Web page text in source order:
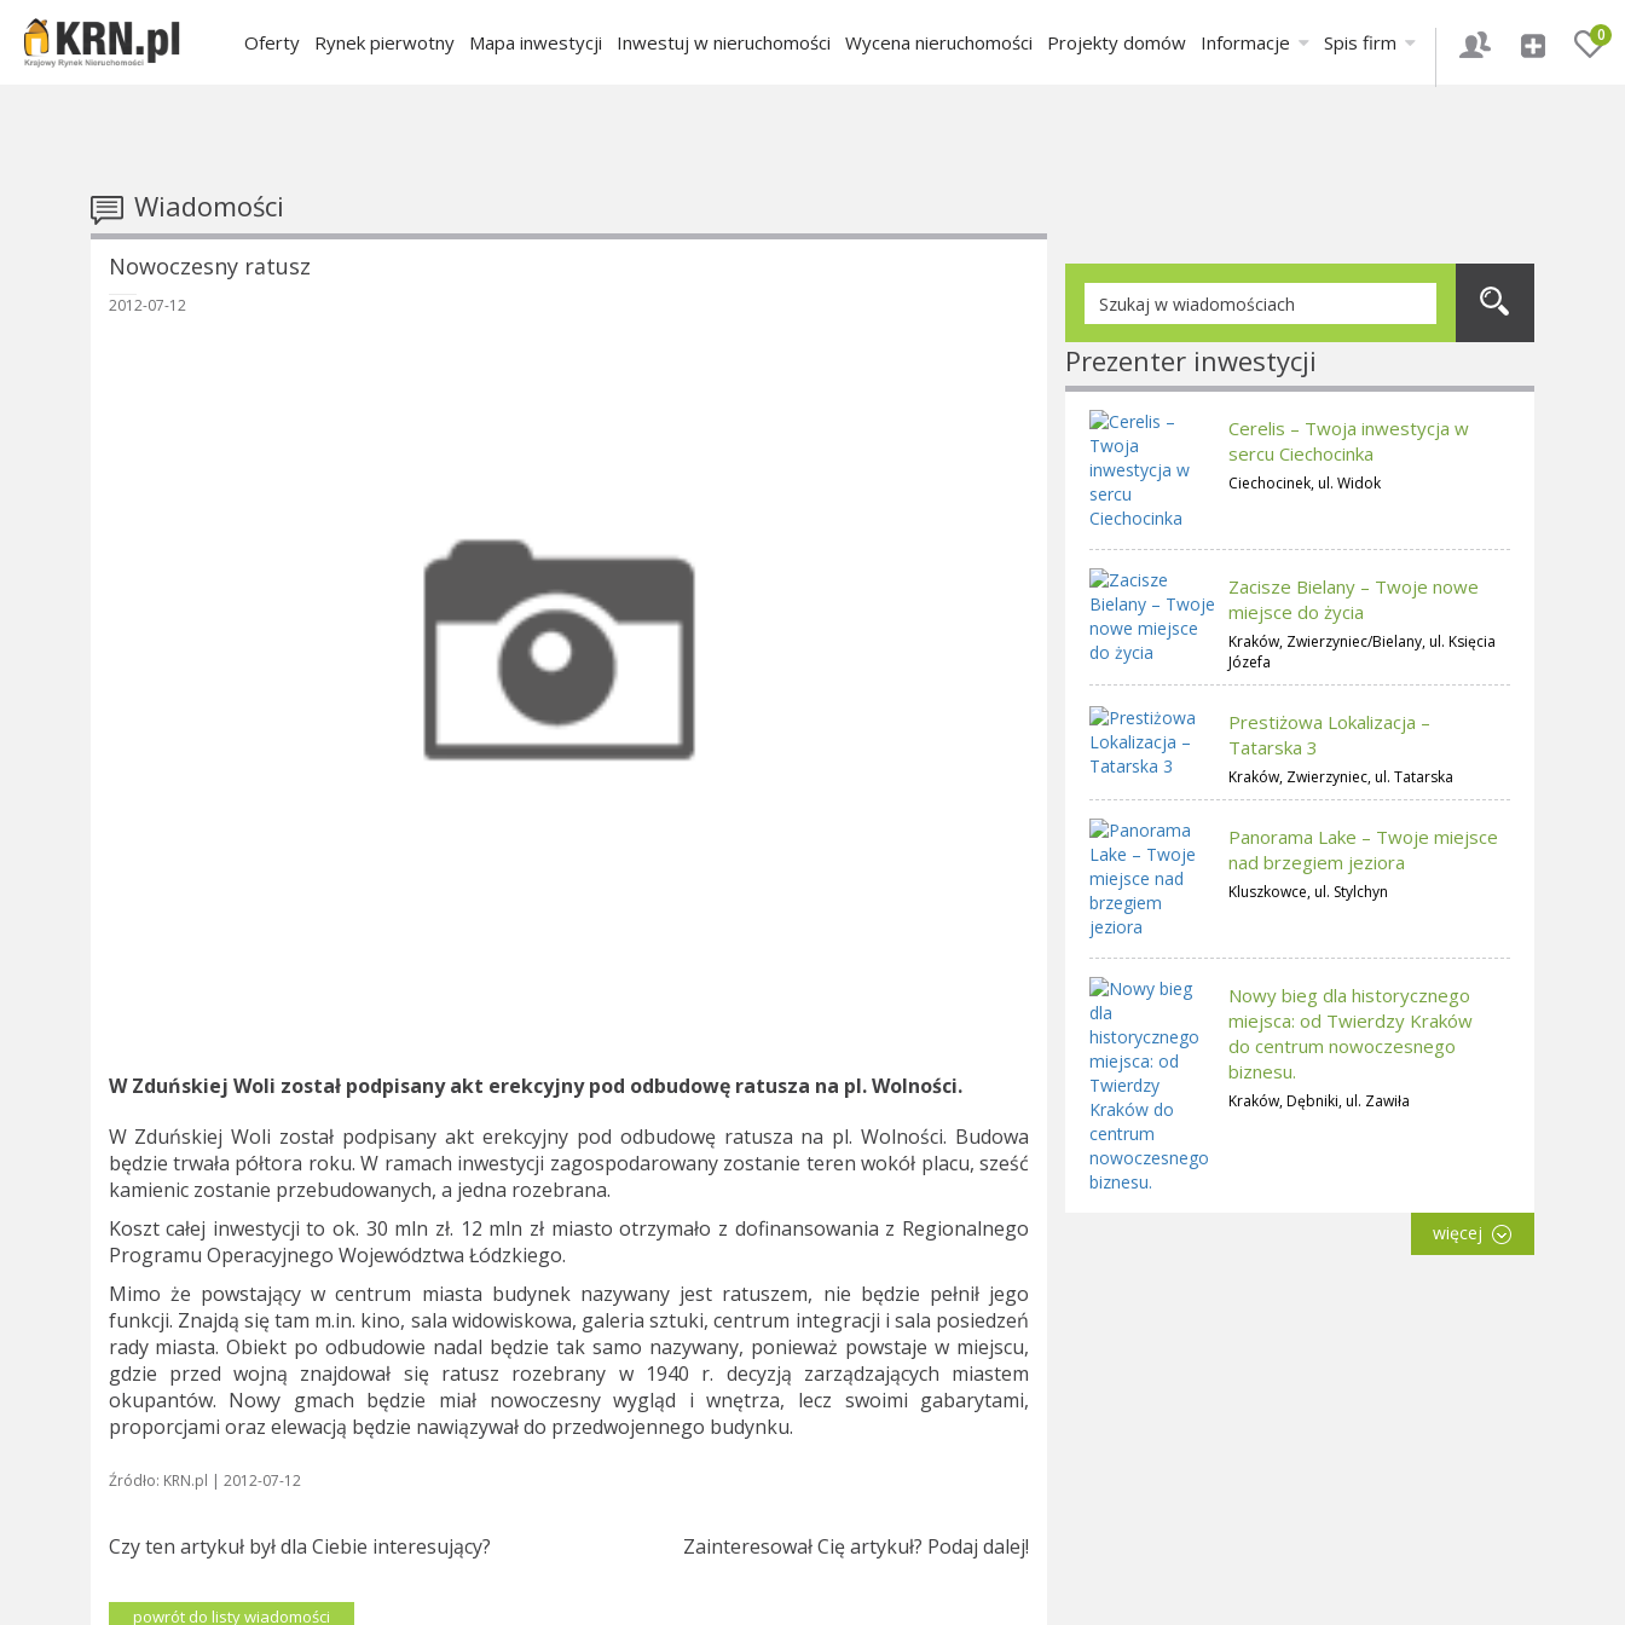
0
Oferty Rynek pierwotny Mapa inwestycji Inwestuj w nieruchomości Wycena nieruchomości Projekty domów Informacje Spis firm
Wiadomości
Nowoczesny ratusz
2012-07-12
W Zduńskiej Woli został podpisany akt erekcyjny pod odbudowę ratusza na pl. Wolności.
W Zduńskiej Woli został podpisany akt erekcyjny pod odbudowę ratusza na pl. Wolności. Budowa
będzie trwała półtora roku. W ramach inwestycji zagospodarowany zostanie teren wokół placu, sześć
kamienic zostanie przebudowanych, a jedna rozebrana.
Koszt całej inwestycji to ok. 30 mln zł. 12 mln zł miasto otrzymało z dofinansowania z Regionalnego
Programu Operacyjnego Województwa Łódzkiego.
Mimo że powstający w centrum miasta budynek nazywany jest ratuszem, nie będzie pełnił jego
funkcji. Znajdą się tam m.in. kino, sala widowiskowa, galeria sztuki, centrum integracji i sala posiedzeń
rady miasta. Obiekt po odbudowie nadal będzie tak samo nazywany, ponieważ powstaje w miejscu,
gdzie przed wojną znajdował się ratusz rozebrany w 1940 r. decyzją zarządzających miastem
okupantów. Nowy gmach będzie miał nowoczesny wygląd i wnętrza, lecz swoimi gabarytami,
proporcjami oraz elewacją będzie nawiązywał do przedwojennego budynku.
Źródło: KRN.pl | 2012-07-12
Czy ten artykuł był dla Ciebie interesujący? Zainteresował Cię artykuł? Podaj dalej!
powrót do listy wiadomości
Prezenter inwestycji
Cerelis – Twoja inwestycja w
sercu Ciechocinka
Ciechocinek, ul. Widok
Zacisze Bielany – Twoje nowe
miejsce do życia
Kraków, Zwierzyniec/Bielany, ul. Księcia
Józefa
Prestiżowa Lokalizacja –
Tatarska 3
Kraków, Zwierzyniec, ul. Tatarska
Panorama Lake – Twoje miejsce
nad brzegiem jeziora
Kluszkowce, ul. Stylchyn
Nowy bieg dla historycznego
miejsca: od Twierdzy Kraków
do centrum nowoczesnego
biznesu.
Kraków, Dębniki, ul. Zawiła
więcej